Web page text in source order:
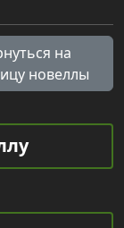
на
новеллы